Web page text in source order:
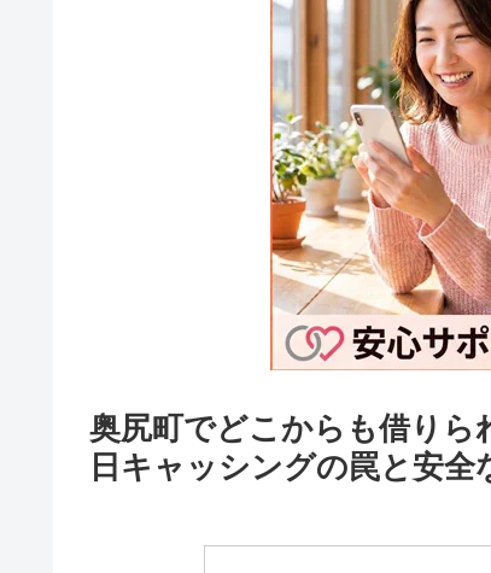
奥尻町でどこからも借りら
日キャッシングの罠と安全